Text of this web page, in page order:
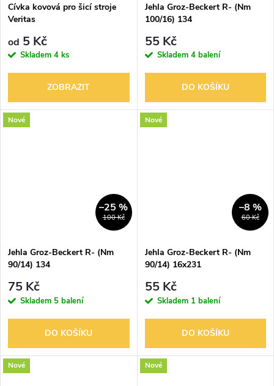
Cívka kovová pro šicí stroje
Veritas
od 5 Kč
Skladem 4 ks
ZOBRAZIT
Jehla Groz-Beckert R- (Nm
100/16) 134
55 Kč
Skladem 4 balení
DO KOŠÍKU
Nové
100 Kč
–25 %
Jehla Groz-Beckert R- (Nm
90/14) 134
75 Kč
Skladem 5 balení
DO KOŠÍKU
Nové
60 Kč
–8 %
Jehla Groz-Beckert R- (Nm
90/14) 16x231
55 Kč
Skladem 1 balení
DO KOŠÍKU
Nové Nové